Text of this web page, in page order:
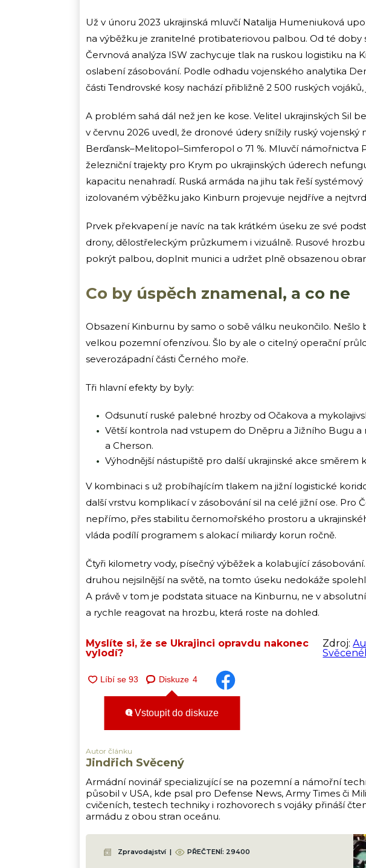
Už v únoru 2023 ukrajinská mluvčí Natalija Humeniuková
na výběžku je zranitelné protibateriovou palbou. Od té doby
Červnová analýza ISW zachycuje tlak na ruskou logistiku na
oslabení zásobování. Podle odhadu vojenského analytika
části Tendrovské kosy nachází přibližně 2 500 ruských
A problém sahá dál než jen ke kose. Velitel ukrajinských Sil
v červnu 2026 uvedl, že dronové údery snížily ruský
Berďansk–Melitopol–Simferopol o 71 %. Mluvčí námořnictva
železniční trajekty pro Krym po ukrajinských úderech
kapacitu nenahradí. Ruská armáda na jihu tak řeší
izolovaném výběžku jako Kinburn projevuje nejdříve a
Prvek překvapení je navíc na tak krátkém úseku ze své
drony, dělostřeleckým průzkumem i vizuálně. Rusové hrozbu
pokrýt palbou, doplnit munici a udržet plně obsazenou
Co by úspěch znamenal, a co ne
Obsazení Kinburnu by samo o sobě válku neukončilo. Nešlo
velkou pozemní ofenzívou. Šlo by ale o citelný operační
severozápadní části Černého moře.
Tři hlavní efekty by byly:
Odsunutí ruské palebné hrozby od Očakova a
Větší kontrola nad vstupem do Dněpru a Jižního Bugu
a Cherson.
Výhodnější nástupiště pro další ukrajinské akce směrem
V kombinaci s už probíhajícím tlakem na jižní logistické
další vrstvu komplikací v zásobování sil na celé jižní ose. Pro
nepřímo, přes stabilitu černomořského prostoru a
vláda podílí programem s alokací miliardy korun ročně.
Čtyři kilometry vody, písečný výběžek a kolabující
druhou nejsilnější na světě, na tomto úseku nedokáže
A právě v tom je podstata situace na Kinburnu, ne v
a rychle reagovat na hrozbu, která roste na dohled.
Myslíte si, že se Ukrajinci opravdu nakonec
vylodí?
Zdroj:
Diskuze 4
Vstoupit do diskuze
Autor článku
Jindřich Svěcený
Armádní novinář specializující se na pozemní a námořní
působil v USA, kde psal pro Defense News, Army Times či
cvičeních, testech techniky i rozhovorech s vojáky přináší
armádu z obou stran oceánu.
Zpravodajství | PŘEČTENÍ: 29400